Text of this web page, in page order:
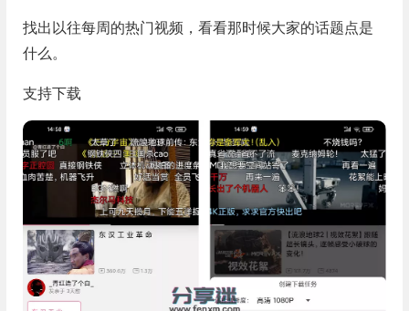
找出以往每周的热门视频，看看那时候大家的话题点是
什么。
支持下载